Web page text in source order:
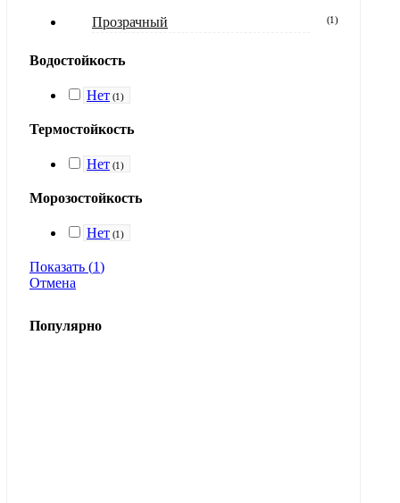
Прозрачный
(1)
Водостойкость
Нет (1)
Термостойкость
Нет (1)
Морозостойкость
Нет (1)
Показать (1)
Отмена
Популярно